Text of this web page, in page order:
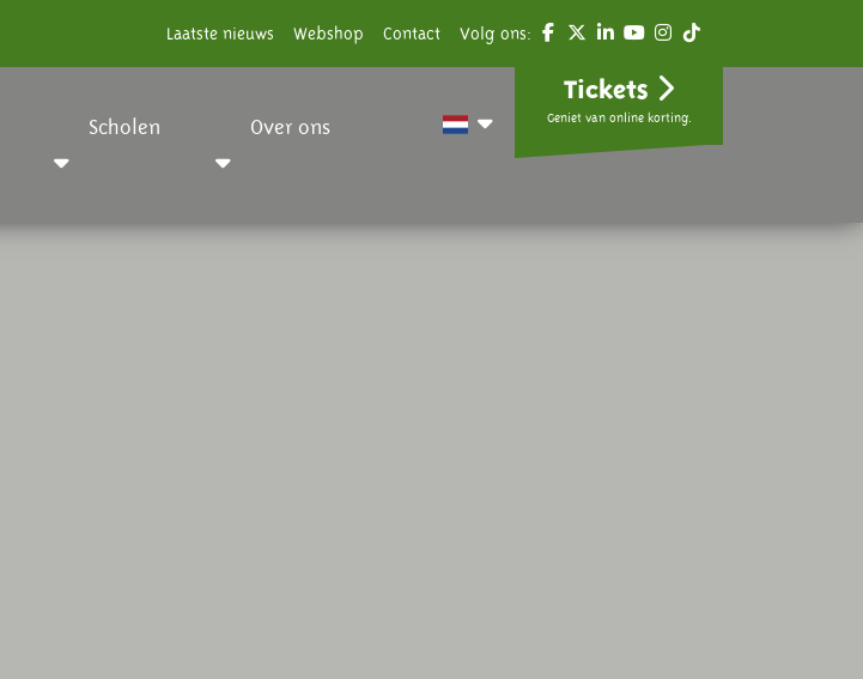
Laatste nieuws Webshop Contact Volg ons:
Scholen Over ons
Tickets
Geniet van online korting.